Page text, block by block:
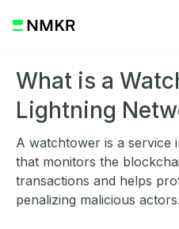
What is a
Lightning
A watchtower is a service
that monitors the
transactions and helps
penalizing malicious actors.